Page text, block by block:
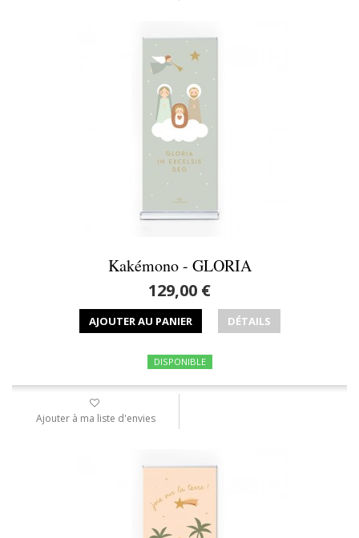
Kakémono - GLORIA
129,00 €
AJOUTER AU PANIER DÉTAILS
DISPONIBLE
Ajouter à ma liste d'envies